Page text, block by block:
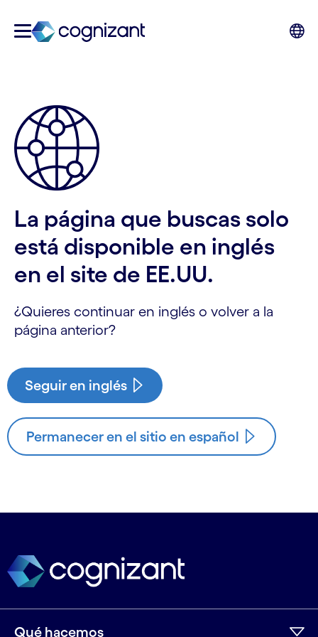
La página que buscas solo
está disponible en inglés
en el site de EE.UU.
¿Quieres continuar en inglés o volver a la
página anterior?
Seguir en inglés
Permanecer en el sitio en español
Qué hacemos